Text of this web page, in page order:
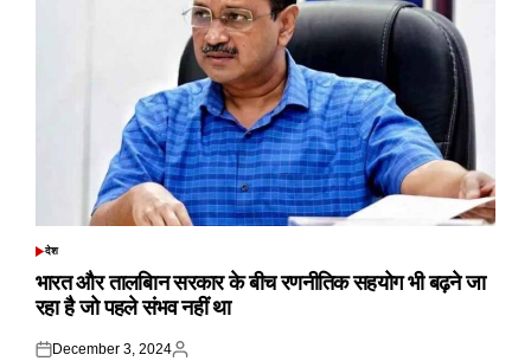
POSTED
देश
भारत और तालबिान सरकार के बीच रणनीतिक सहयोग भी बढ़ने जा
रहा है जो पहले संभव नहीं था
December 3, 2024